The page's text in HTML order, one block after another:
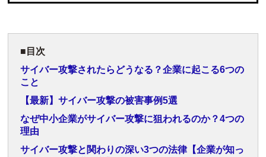
目次
サイバー攻撃されたらどうなる？企業に起こる6つの
こと
【最新】サイバー攻撃の被害事例5選
なぜ中小企業がサイバー攻撃に狙われるのか？4つの
理由
サイバー攻撃と関わりの深い3つの法律【企業が知っ